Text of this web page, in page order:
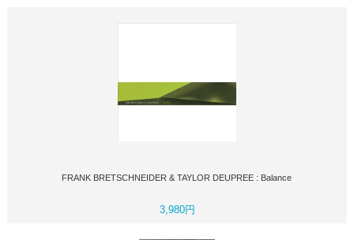
FRANK BRETSCHNEIDER & TAYLOR DEUPREE : Balance
3,980円